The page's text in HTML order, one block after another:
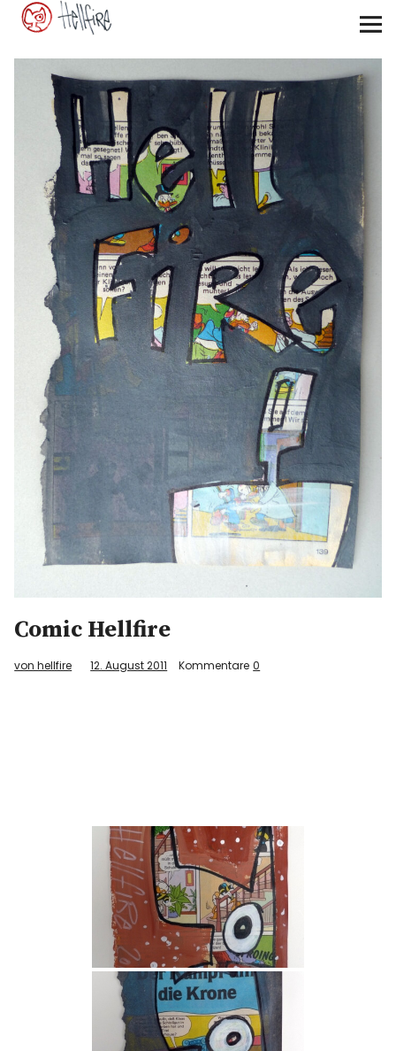
my-hellfire.de
Startseite
news
gallery
contact
Facebook
Instagram
E-
Mail
Comic Hellfire
von hellfire 12. August 2011 Kommentare 0